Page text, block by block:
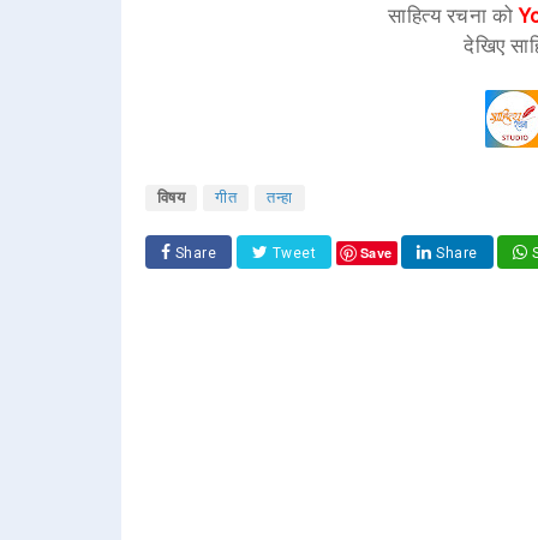
साहित्य रचना को
देखिए
विषय गीत तन्हा
Share Tweet Save Share